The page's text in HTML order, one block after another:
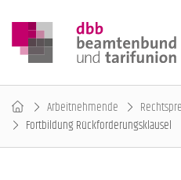
Arbeitnehmende
Fortbildung Rückforderungsklausel